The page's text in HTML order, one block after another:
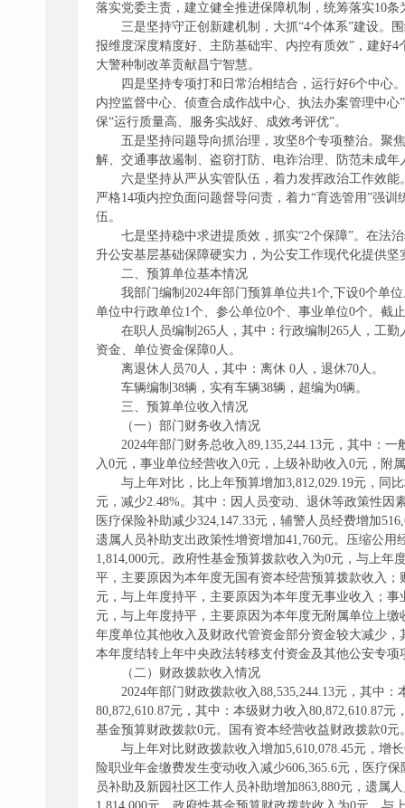
落实党委主责，建立健全推进保障机制，统筹落实10
三是坚持守正创新建机制，大抓“4个体系”建设。
报维度深度精度好、主防基础牢、内控有质效”，建好
大警种制改革贡献昌宁智慧。
四是坚持专项打和日常治相结合，运行好6个中心
内控监督中心、侦查合成作战中心、执法办案管理中
保“运行质量高、服务实战好、成效考评优”。
五是坚持问题导向抓治理，攻坚8个专项整治。聚
解、交通事故遏制、盗窃打防、电诈治理、防范未成
六是坚持从严从实管队伍，着力发挥政治工作效
严格14项内控负面问题督导问责，着力“育选管用”强
伍。
七是坚持稳中求进提质效，抓实“2个保障”。在法
升公安基层基础保障硬实力，为公安工作现代化提供坚
二、预算单位基本情况
我部门编制2024年部门预算单位共1个,下设0个单
单位中行政单位1个、参公单位0个、事业单位0个。截
在职人员编制265人，其中：行政编制265人，工
资金、单位资金保障0人。
离退休人员70人，其中：离休 0人，退休70人。
车辆编制38辆，实有车辆38辆，超编为0辆。
三、预算单位收入情况
（一）部门财务收入情况
2024年部门财务总收入89,135,244.13元，其中：
入0元，事业单位经营收入0元，上级补助收入0元，附
与上年对比，比上年预算增加3,812,029.19元，同
元，减少2.48%。其中：因人员变动、退休等政策性因
医疗保险补助减少324,147.33元，辅警人员经费增加
遗属人员补助支出政策性增资增加41,760元。压缩公
1,814,000元。政府性基金预算拨款收入为0元，与上
平，主要原因为本年度无国有资本经营预算拨款收入
元，与上年度持平，主要原因为本年度无事业收入；
元，与上年度持平，主要原因为本年度无附属单位上缴
年度单位其他收入及财政代管资金部分资金较大减少，
本年度结转上年中央政法转移支付资金及其他公安专项
（二）财政拨款收入情况
2024年部门财政拨款收入88,535,244.13元，其中
80,872,610.87元，其中：本级财力收入80,872,610.87
基金预算财政拨款0元。国有资本经营收益财政拨款0元
与上年对比财政拨款收入增加5,610,078.45元，增
险职业年金缴费发生变动收入减少606,365.6元，医疗
员补助及新园社区工作人员补助增加863,880元，遗属